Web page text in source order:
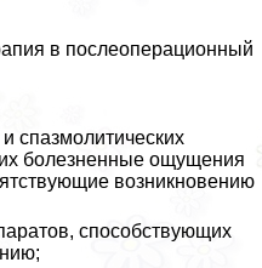
в послеоперационный
спазмолитических
болезненные ощущения
возникновению
способствующих